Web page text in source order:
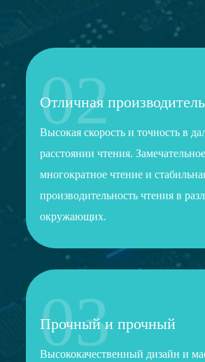
02
Отличная
Высокая скорость и точность в
расстоянии чтения. Замечательное
многократное чтение и
производительность чтения в
окружающих.
03
Прочный и прочный
Высококачественный дизайн и